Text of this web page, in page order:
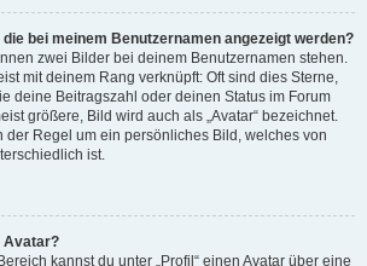
bei meinem Benutzernamen angezeigt werden?
zwei Bilder bei deinem Benutzernamen stehen.
mit deinem Rang verknüpft: Oft sind dies Sterne,
deine Beitragszahl oder deinen Status im Forum
größere, Bild wird auch als „Avatar“ bezeichnet.
der Regel um ein persönliches Bild, welches von
ist.
Avatar?
kannst du unter „Profil“ einen Avatar über eine